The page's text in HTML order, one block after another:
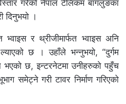
गरेको नेपाल टेलिकम बागलुङका
दिनुभयो ।
र थ्रीजीमार्फत भ्वाइस अनि
छ । उहाँले भन्नुभयो, “दुर्गम
भएको छ, इन्टरनेटमा उनीहरुको पहुँच
समेट्ने गरी टावर निर्माण गरिएको